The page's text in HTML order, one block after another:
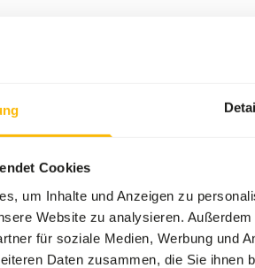
Cookies
um Inhalte und Anzeigen zu
Website zu analysieren.
für soziale Medien, Werbung und
Daten zusammen, die Sie ihnen
3%
0,82%
Phosphor